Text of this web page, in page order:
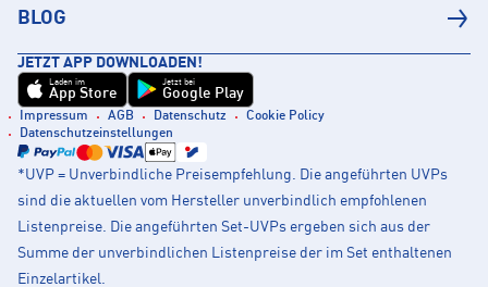
BLOG
JETZT APP DOWNLOADEN!
Laden im
App Store
Jetzt bei
Google Play
Impressum AGB Datenschutz
Cookie Policy
Datenschutzeinstellungen
*UVP = Unverbindliche Preisempfehlung. Die angeführten UVPs
sind die aktuellen vom Hersteller unverbindlich empfohlenen
Listenpreise. Die angeführten Set-UVPs ergeben sich aus der
Summe der unverbindlichen Listenpreise der im Set enthaltenen
Einzelartikel.